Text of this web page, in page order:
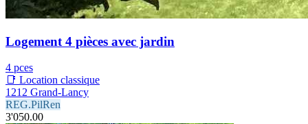
Logement 4 pièces avec jardin
4 pces
📑 Location classique
1212 Grand-Lancy
REG.PilRen
3'050.00